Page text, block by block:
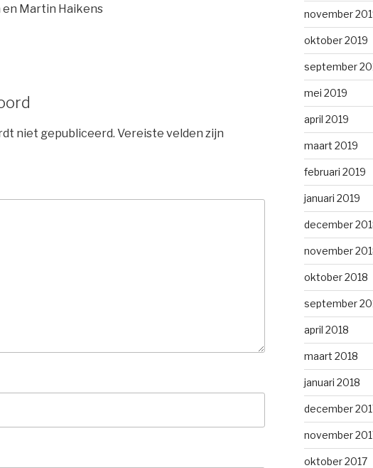
en Martin Haikens
niet gepubliceerd. Vereiste velden zijn
november
oktober 2019
september
mei 2019
april 2019
maart 2019
februari 2019
januari 2019
december
november
oktober 2018
september
april 2018
maart 2018
januari 2018
december
november
oktober 2017